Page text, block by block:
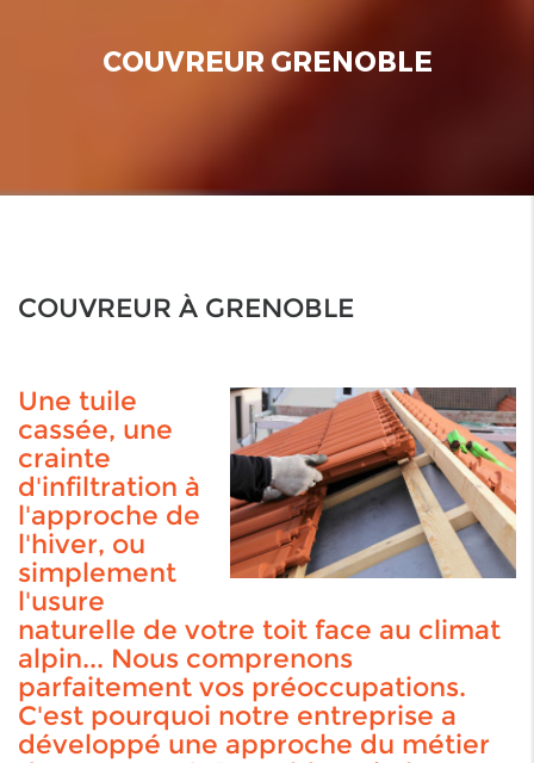
COUVREUR GRENOBLE
COUVREUR À GRENOBLE
Une tuile
cassée, une
crainte
d'infiltration à
l'approche de
l'hiver, ou
simplement
l'usure
naturelle de votre toit face au climat
alpin... Nous comprenons
parfaitement vos préoccupations.
C'est pourquoi notre entreprise a
développé une approche du métier